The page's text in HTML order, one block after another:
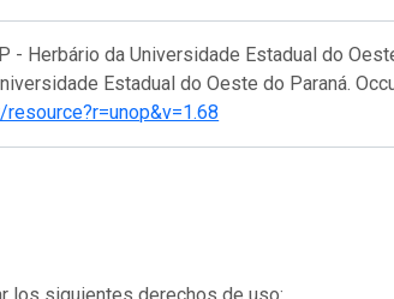
- Herbário da Universidade Estadual do
Estadual do Oeste do Paraná.